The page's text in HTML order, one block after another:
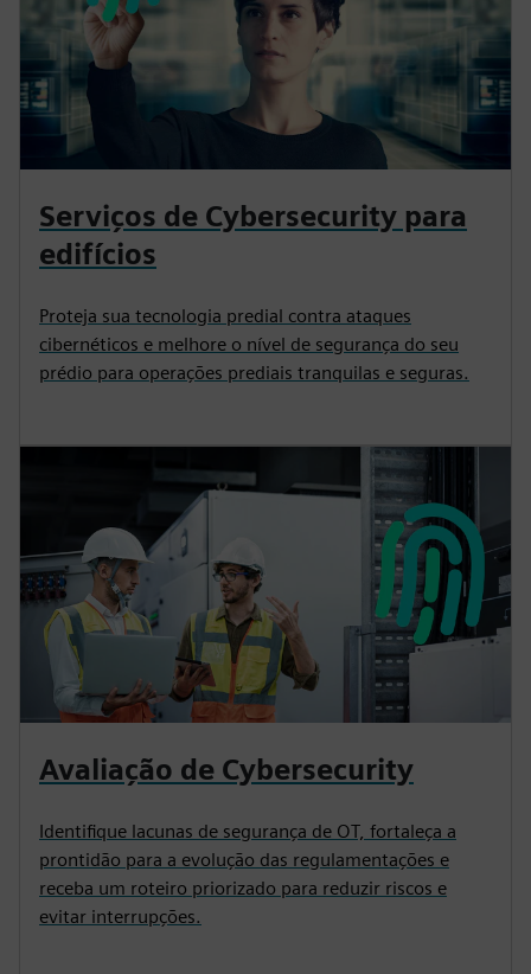
Serviços de Cybersecurity para
edifícios
Proteja sua tecnologia predial contra ataques
cibernéticos e melhore o nível de segurança do seu
prédio para operações prediais tranquilas e seguras.
Avaliação de Cybersecurity
Identifique lacunas de segurança de OT, fortaleça a
prontidão para a evolução das regulamentações e
receba um roteiro priorizado para reduzir riscos e
evitar interrupções.